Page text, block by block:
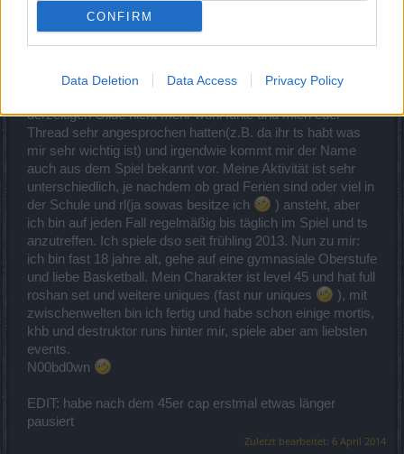
CONFIRM
Data Deletion Data Access Privacy Policy
Dieu
Forenmogul
Gude,
derzeitigen Gilde nicht mehr wohl fühle und mich euer
Thread sehr angesprochen hatten(z.B. da ihr ts habt was
mir sehr wichtig ist) und irgendwie kommt mir der Name
auch aus dem Spiel bekannt vor. Meine Aktivität ist sehr
unterschiedlich, je nachdem ob grad Ferien sind oder viel in
der Schule und rl(ja sowas besitze ich
) ansteht, aber
ich bin auf jeden Fall regelmäßig bis täglich im Spiel und ts
anzutreffen. Ich spiele dso seit frühling 2013. Nun zu mir:
ich bin fast 18 jahre alt, gehe auf eine gymnasiale Oberstufe
und liebe Basketball. Mein Charakter ist level 45 und hat full
roshan set und weitere uniques (fast nur uniques
), mit
zwischenwelten bin ich fertig und habe schon einige mortis,
khb und destruktor runs hinter mir, spiele aber am liebsten
events.
N00bd0wn
EDIT: habe nach dem 45er cap erstmal etwas länger
pausiert
Zuletzt bearbeitet: 6 April 2014